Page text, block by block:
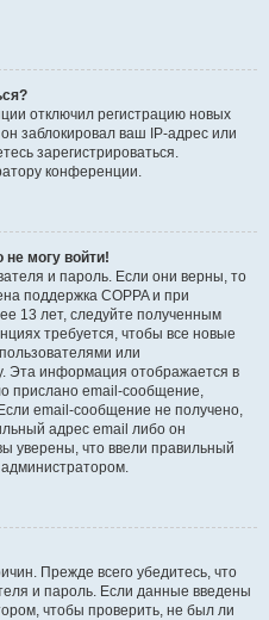
отключил регистрацию новых
заблокировал ваш IP-адрес или
зарегистрироваться.
конференции.
не могу войти!
и пароль. Если они верны, то
поддержка COPPA и при
13 лет, следуйте полученным
требуется, чтобы все новые
или
Эта информация отображается в
прислано email-сообщение,
email-сообщение не получено,
адрес email либо он
уверены, что ввели правильный
Прежде всего убедитесь, что
и пароль. Если данные введены
чтобы проверить, не был ли